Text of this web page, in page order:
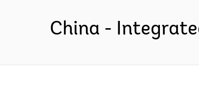
China -